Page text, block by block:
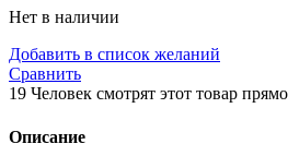
Нет в наличии
Добавить в список желаний
Сравнить
19 Человек смотрят этот товар
Описание